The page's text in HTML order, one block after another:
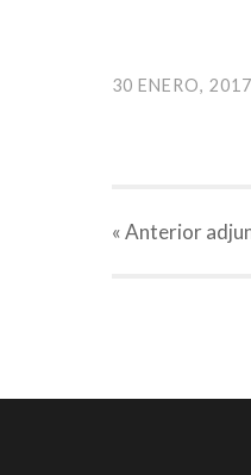
30 ENERO, 2017
« Anterior